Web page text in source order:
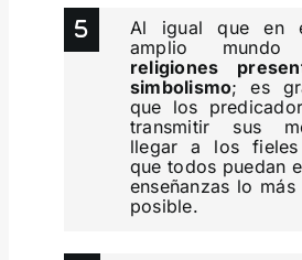
Al igual que en
amplio
religiones
simbolismo; es
que los
transmitir sus
llegar a los
que todos puedan
enseñanzas lo más
posible.